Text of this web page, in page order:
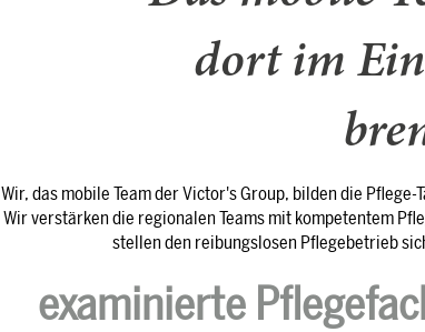
dort im
Wir, das mobile Team der Victor's Group, bilden die
Wir verstärken die regionalen Teams mit kompetentem
stellen den reibungslosen Pflegebetrieb
examinierte